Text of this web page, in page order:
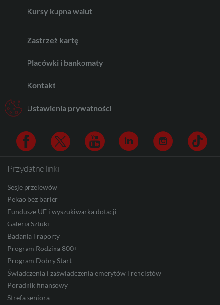
Kursy kupna walut
CAD
CZK
Zastrzeż kartę
Placówki i bankomaty
Kontakt
Ustawienia prywatności
Facebook
Przydatne linki
Sesje przelewów
Pekao bez barier
Fundusze UE i wyszukiwarka dotacji
Galeria Sztuki
Badania i raporty
Program Rodzina 800+
Program Dobry Start
Świadczenia i zaświadczenia emerytów i rencistów
Poradnik finansowy
Strefa seniora